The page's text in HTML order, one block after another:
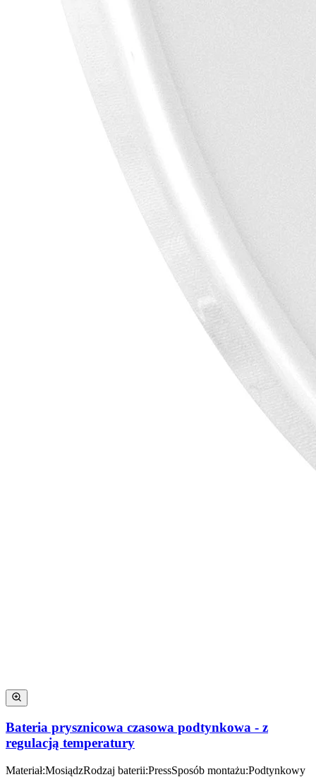
Bateria prysznicowa czasowa podtynkowa - z
regulacją temperatury
Materiał:MosiądzRodzaj baterii:PressSposób montażu:Podtynkowy